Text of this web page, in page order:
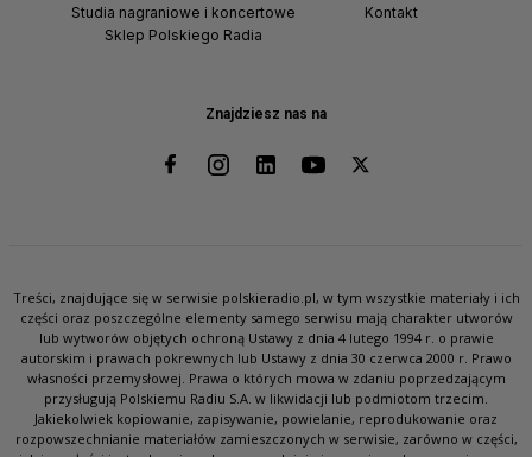
Znajdziesz nas na
Studia nagraniowe i koncertowe
Sklep Polskiego Radia
Kontakt
Treści, znajdujące się w serwisie polskieradio.pl, w tym wszystkie materiały i ich
części oraz poszczególne elementy samego serwisu mają charakter utworów
lub wytworów objętych ochroną Ustawy z dnia 4 lutego 1994 r. o prawie
autorskim i prawach pokrewnych lub Ustawy z dnia 30 czerwca 2000 r. Prawo
własności przemysłowej. Prawa o których mowa w zdaniu poprzedzającym
przysługują Polskiemu Radiu S.A. w likwidacji lub podmiotom trzecim.
Jakiekolwiek kopiowanie, zapisywanie, powielanie, reprodukowanie oraz
rozpowszechnianie materiałów zamieszczonych w serwisie, zarówno w części,